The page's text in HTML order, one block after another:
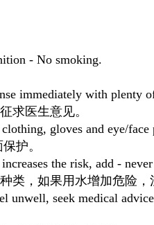
- No smoking.
immediately with plenty
求医生意见。
gloves and eye/face
护。
the risk, add -
类，如果用水增加危险，
unwell, seek medical